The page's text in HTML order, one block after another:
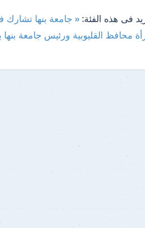
فى هذه الفئة: « جامعة بنها تشارك
محافظ القليوبية ورئيس جامعة